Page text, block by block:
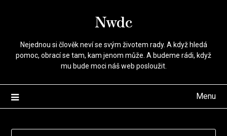
Nwdc
Nejednou si člověk neví se svým životem rady. A když hledá
pomoc, obrací se tam, kam jenom může. A budeme rádi, když
mu bude moci náš web posloužit.
Menu